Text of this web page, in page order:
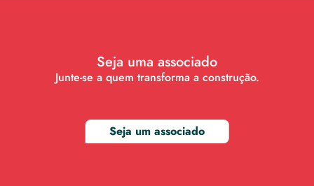
Seja uma associado
Junte-se a quem transforma a construção.
Seja um associado